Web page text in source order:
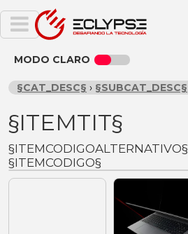
MODO CLARO
§CAT_DESC§ › §SUBCAT_DESC§
§ITEMTIT§
§ITEMCODIGOALTERNATIVO§
§ITEMCODIGO§